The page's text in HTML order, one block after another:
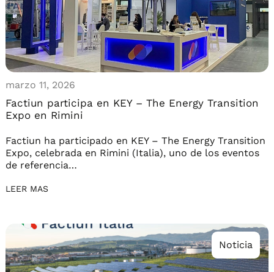
marzo 11, 2026
Factiun participa en KEY – The Energy Transition
Expo en Rimini
Factiun ha participado en KEY – The Energy Transition
Expo, celebrada en Rimini (Italia), uno de los eventos
de referencia…
LEER MAS
Noticia